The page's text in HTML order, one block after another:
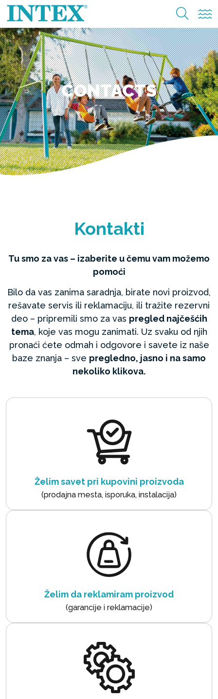
CONTACTS
Kontakti
Tu smo za vas – izaberite u čemu vam možemo
pomoći
Bilo da vas zanima saradnja, birate novi proizvod,
rešavate servis ili reklamaciju, ili tražite rezervni
deo – pripremili smo za vas pregled najčešćih
tema, koje vas mogu zanimati. Uz svaku od njih
pronaći ćete odmah i odgovore i savete iz naše
baze znanja – sve pregledno, jasno i na samo
nekoliko klikova.
Želim savet pri kupovini proizvoda
(prodajna mesta, isporuka, instalacija)
Želim da reklamiram proizvod
(garancije i reklamacije)